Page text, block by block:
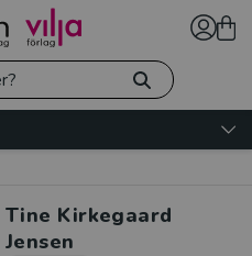
Tine Kirkegaard
Jensen